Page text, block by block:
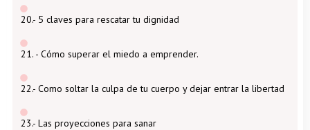
20.- 5 claves para rescatar tu dignidad
21. - Cómo superar el miedo a emprender.
22.- Como soltar la culpa de tu cuerpo y dejar entrar la libertad
23.- Las proyecciones para sanar